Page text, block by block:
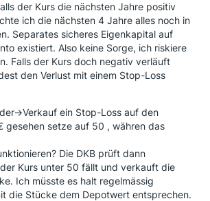
der Kurs die nächsten Jahre positiv
ich die nächsten 4 Jahre alles noch in
Separates sicheres Eigenkapital auf
existiert. Also keine Sorge, ich riskiere
Falls der Kurs doch negativ verläuft
den Verlust mit einem Stop-Loss
>Verkauf ein Stop-Loss auf den
gesehen setze auf 50 , währen das
Die DKB prüft dann
Kurs unter 50 fällt und verkauft die
Ich müsste es halt regelmässig
die Stücke dem Depotwert entsprechen.